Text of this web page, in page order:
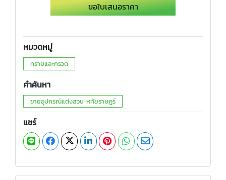
ขอใบเสนอราคา
หมวดหมู่
ทรายและกรวด
คำค้นหา
ขายอุปกรณ์แต่งสวน หทัยราษฎร์
แชร์